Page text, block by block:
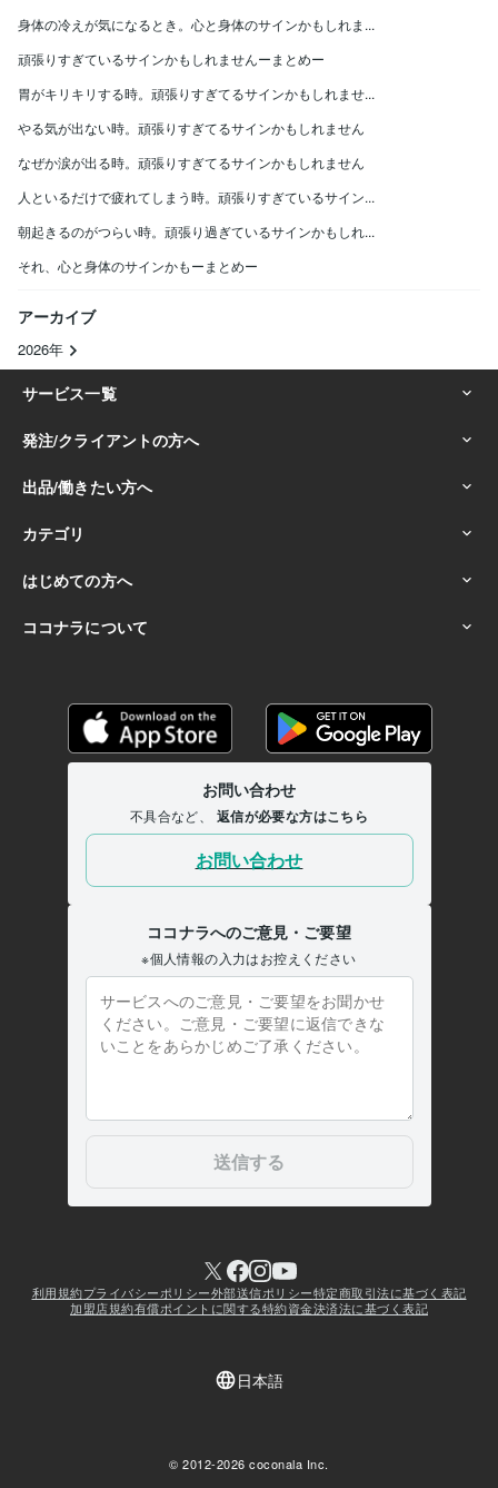
身体の冷えが気になるとき。心と身体のサインかもしれま...
頑張りすぎているサインかもしれませんーまとめー
胃がキリキリする時。頑張りすぎてるサインかもしれませ...
やる気が出ない時。頑張りすぎてるサインかもしれません
なぜか涙が出る時。頑張りすぎてるサインかもしれません
人といるだけで疲れてしまう時。頑張りすぎているサイン...
朝起きるのがつらい時。頑張り過ぎているサインかもしれ...
それ、心と身体のサインかもーまとめー
アーカイブ
2026年